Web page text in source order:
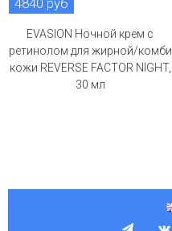
4840 руб
EVASION Ночной крем с
ретинолом для жирной/комби
кожи REVERSE FACTOR NIGHT,
30 мл